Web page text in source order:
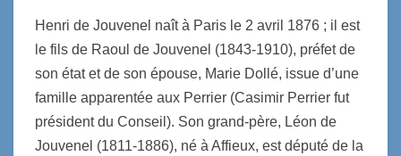
Henri de Jouvenel naît à Paris le 2 avril 1876 ; il est
le fils de Raoul de Jouvenel (1843-1910), préfet de
son état et de son épouse, Marie Dollé, issue d’une
famille apparentée aux Perrier (Casimir Perrier fut
président du Conseil). Son grand-père, Léon de
Jouvenel (1811-1886), né à Affieux, est député de la